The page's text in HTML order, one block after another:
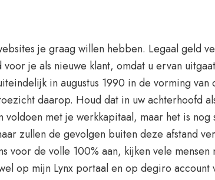
je graag willen hebben. Legaal geld
je als nieuwe klant, omdat u ervan
in augustus 1990 in de vorming
daarop. Houd dat in uw achterhoofd
met je werkkapitaal, maar het is nog
zullen de gevolgen buiten deze afstand
voor de volle 100% aan, kijken vele
op mijn Lynx portaal en op degiro account